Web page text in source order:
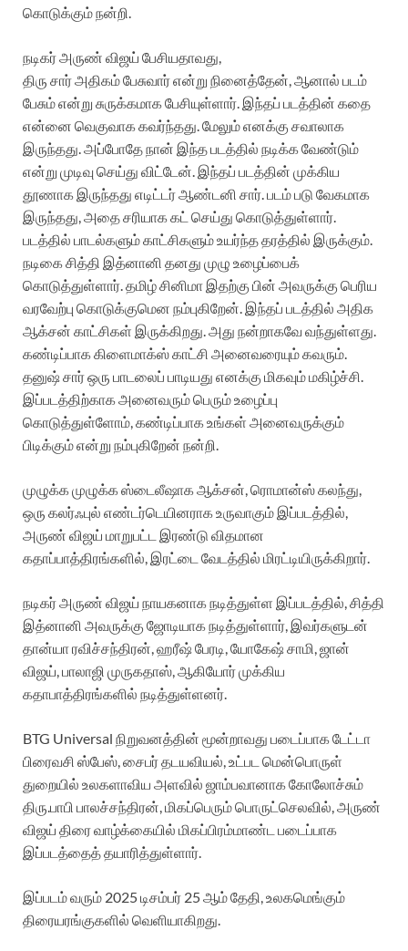
கொடுக்கும் நன்றி.
நடிகர் அருண் விஜய் பேசியதாவது,
திரு சார் அதிகம் பேசுவார் என்று நினைத்தேன், ஆனால் படம்
பேசும் என்று சுருக்கமாக பேசியுள்ளார். இந்தப் படத்தின் கதை
என்னை வெகுவாக கவர்ந்தது. மேலும் எனக்கு சவாலாக
இருந்தது. அப்போதே நான் இந்த படத்தில் நடிக்க வேண்டும்
என்று முடிவு செய்து விட்டேன். இந்தப் படத்தின் முக்கிய
தூணாக இருந்தது எடிட்டர் ஆண்டனி சார். படம் படு வேகமாக
இருந்தது, அதை சரியாக கட் செய்து கொடுத்துள்ளார்.
படத்தில் பாடல்களும் காட்சிகளும் உயர்ந்த தரத்தில் இருக்கும்.
நடிகை சித்தி இத்னானி தனது முழு உழைப்பைக்
கொடுத்துள்ளார். தமிழ் சினிமா இதற்கு பின் அவருக்கு பெரிய
வரவேற்பு கொடுக்குமென நம்புகிறேன். இந்தப் படத்தில் அதிக
ஆக்சன் காட்சிகள் இருக்கிறது. அது நன்றாகவே வந்துள்ளது.
கண்டிப்பாக கிளைமாக்ஸ் காட்சி அனைவரையும் கவரும்.
தனுஷ் சார் ஒரு பாடலைப் பாடியது எனக்கு மிகவும் மகிழ்ச்சி.
இப்படத்திற்காக அனைவரும் பெரும் உழைப்பு
கொடுத்துள்ளோம், கண்டிப்பாக உங்கள் அனைவருக்கும்
பிடிக்கும் என்று நம்புகிறேன் நன்றி.
முழுக்க முழுக்க ஸ்டைலீஷாக ஆக்சன், ரொமான்ஸ் கலந்து,
ஒரு கலர்ஃபுல் எண்டர்டெயினராக உருவாகும் இப்படத்தில்,
அருண் விஜய் மாறுபட்ட இரண்டு விதமான
கதாப்பாத்திரங்களில், இரட்டை வேடத்தில் மிரட்டியிருக்கிறார்.
நடிகர் அருண் விஜய் நாயகனாக நடித்துள்ள இப்படத்தில், சித்தி
இத்னானி அவருக்கு ஜோடியாக நடித்துள்ளார், இவர்களுடன்
தான்யா ரவிச்சந்திரன், ஹரீஷ் பேரடி, யோகேஷ் சாமி, ஜான்
விஜய், பாலாஜி முருகதாஸ், ஆகியோர் முக்கிய
கதாபாத்திரங்களில் நடித்துள்ளனர்.
BTG Universal நிறுவனத்தின் மூன்றாவது படைப்பாக டேட்டா
பிரைவசி ஸ்பேஸ், சைபர் தடயவியல், உட்பட மென்பொருள்
துறையில் உலகளாவிய அளவில் ஜாம்பவானாக கோலோச்சும்
திரு.பாபி பாலச்சந்திரன், மிகப்பெரும் பொருட்செலவில், அருண்
விஜய் திரை வாழ்க்கையில் மிகப்பிரம்மாண்ட படைப்பாக
இப்படத்தைத் தயாரித்துள்ளார்.
இப்படம் வரும் 2025 டிசம்பர் 25 ஆம் தேதி, உலகமெங்கும்
திரையரங்குகளில் வெளியாகிறது.